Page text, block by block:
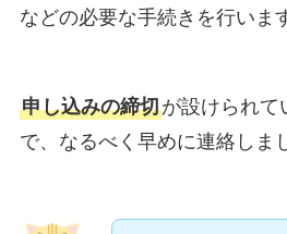
などの必要な手続きを行いま
申し込みの締切が設けられて
で、なるべく早めに連絡しま